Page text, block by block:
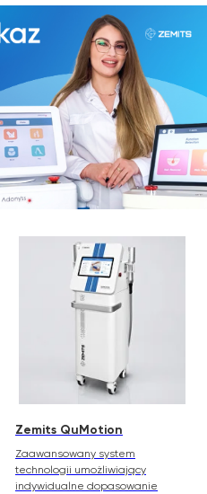
Zemits QuMotion
Zaawansowany system
technologii umożliwiający
indywidualne dopasowanie